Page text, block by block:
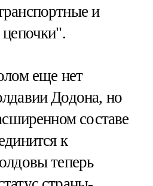
и
цепочки".
еще нет
Додона, но
составе
к
теперь